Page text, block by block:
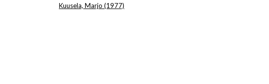
Kuusela, Marjo (1977)